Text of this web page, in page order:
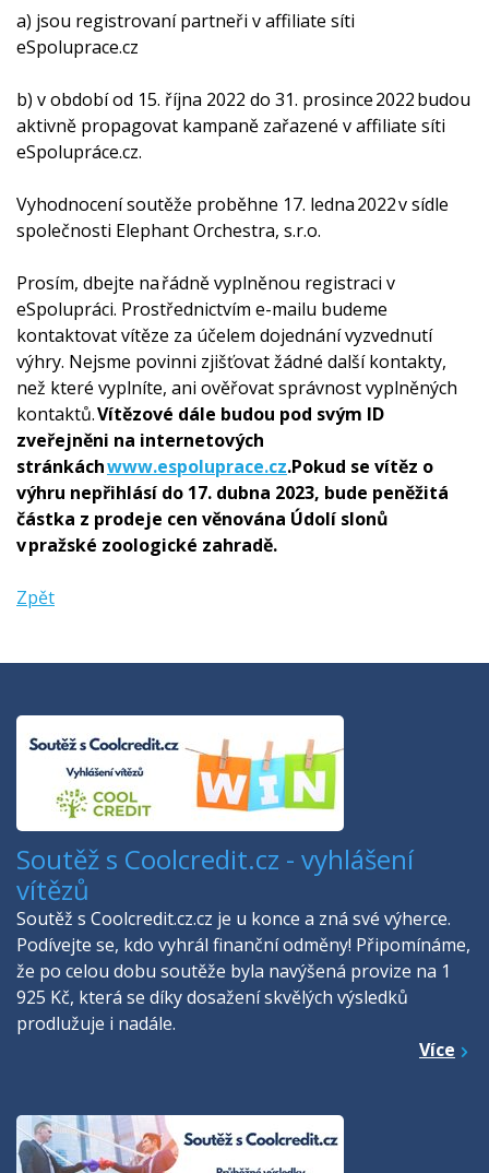
a) jsou registrovaní partneři v affiliate síti
eSpoluprace.cz
b) v období od 15. října 2022 do 31. prosince 2022 budou
aktivně propagovat kampaně zařazené v affiliate síti
eSpolupráce.cz.
Vyhodnocení soutěže proběhne 17. ledna 2022 v sídle
společnosti Elephant Orchestra, s.r.o.
Prosím, dbejte na řádně vyplněnou registraci v
eSpolupráci. Prostřednictvím e-mailu budeme
kontaktovat vítěze za účelem dojednání vyzvednutí
výhry. Nejsme povinni zjišťovat žádné další kontakty,
než které vyplníte, ani ověřovat správnost vyplněných
kontaktů.Vítězové dále budou pod svým ID
zveřejněni na internetových
stránkáchwww.espoluprace.cz.Pokud se vítěz o
výhru nepřihlásí do 17. dubna 2023, bude peněžitá
částka z prodeje cen věnována Údolí slonů
v pražské zoologické zahradě.
Zpět
Soutěž s Coolcredit.cz - vyhlášení
vítězů
Soutěž s Coolcredit.cz.cz je u konce a zná své výherce.
Podívejte se, kdo vyhrál finanční odměny! Připomínáme,
že po celou dobu soutěže byla navýšená provize na 1
925 Kč, která se díky dosažení skvělých výsledků
prodlužuje i nadále.
Více